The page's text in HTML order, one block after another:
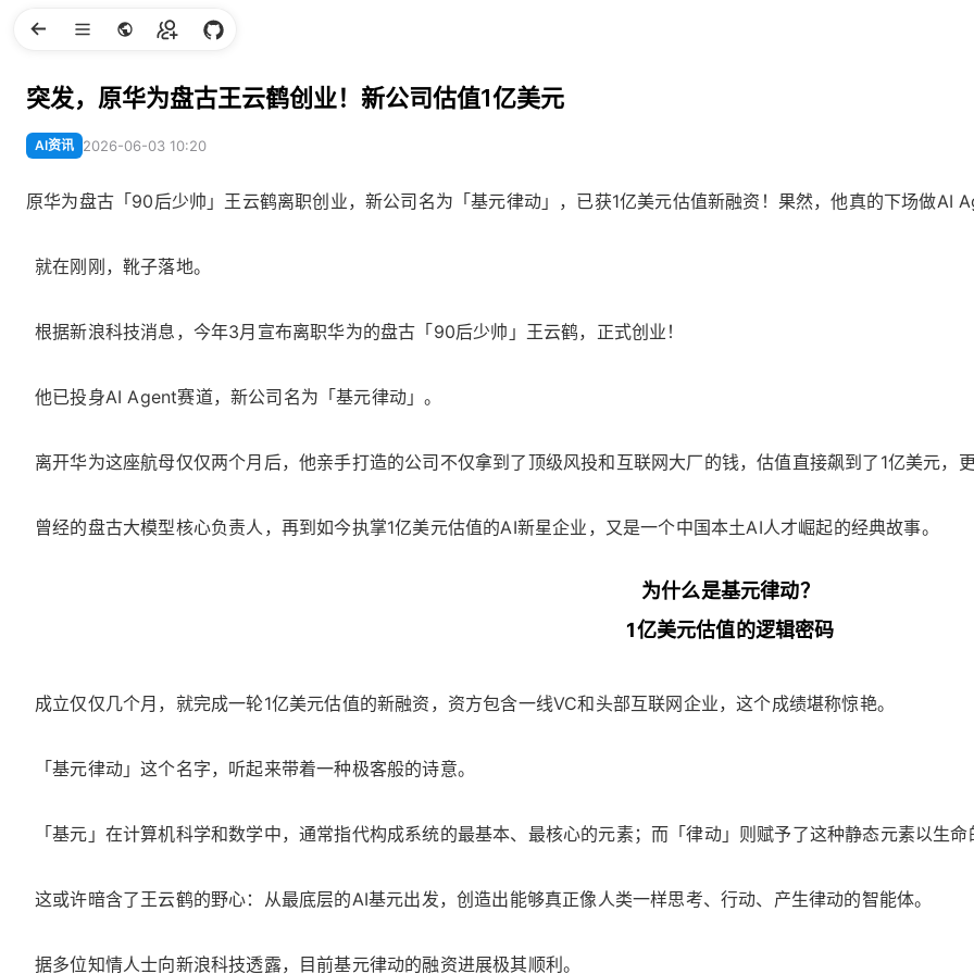
突发，原华为盘古王云鹤创业！新公司估值1亿美元
AI资讯 2026-06-03 10:20
原华为盘古「90后少帅」王云鹤离职创业，新公司名为「基元律动」，已获1亿美元估值新融资！果然，他真的下场做AI
就在刚刚，靴子落地。
根据新浪科技消息，今年3月宣布离职华为的盘古「90后少帅」王云鹤，正式创业！
他已投身AI Agent赛道，新公司名为「基元律动」。
离开华为这座航母仅仅两个月后，他亲手打造的公司不仅拿到了顶级风投和互联网大厂的钱，估值直接飙到了1亿美元，
曾经的盘古大模型核心负责人，再到如今执掌1亿美元估值的AI新星企业，又是一个中国本土AI人才崛起的经典故事。
为什么是基元律动？
1亿美元估值的逻辑密码
成立仅仅几个月，就完成一轮1亿美元估值的新融资，资方包含一线VC和头部互联网企业，这个成绩堪称惊艳。
「基元律动」这个名字，听起来带着一种极客般的诗意。
「基元」在计算机科学和数学中，通常指代构成系统的最基本、最核心的元素；而「律动」则赋予了这种静态元素以生命
这或许暗含了王云鹤的野心：从最底层的AI基元出发，创造出能够真正像人类一样思考、行动、产生律动的智能体。
据多位知情人士向新浪科技透露，目前基元律动的融资进展极其顺利。